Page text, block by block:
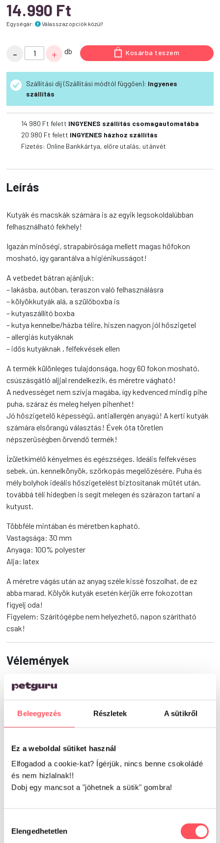
Beleegyezés Részletek A sütikről
Ez a weboldal sütiket használ
Elfogadod a cookie-kat? Ígérjük, nincs benne csokoládé
és nem hizlalnak!!
Dobj egy mancsot a "jöhetnek a sütik" gombra!
kiválasztása
Elengedhetetlen
14.990 Ft
Egységár: Válassz az opciók közül!
-
Vetbed
Csúszásmentes,
Ízületkímélő
Kutyafekhely
Lila,
féle
tappancs
mintával
+ db Kosárba teszem
Szállítási díj (Szállítási módtól függően): Ingyenes
szállítás
14 980 Ft felett INGYENES szállítás csomagautomatába
20 980 Ft felett INGYENES házhoz szállítás
Fizetés: Online Bankkártya, előre utalás, utánvét
Leírás
Kutyák és macskák számára is az egyik legsokoldalúbban
felhasználható fekhely!
Igazán minőségi, strapabírósága mellett magas hőfokon
mosható, így garantálva a higiénikusságot!
A vetbedet bátran ajánljuk:
– lakásba, autóban, teraszon való felhasználásra
– kölyökkutyák alá, a szülőboxba is
– kutyaszállító boxba
– kutya kennelbe/házba télire, hiszen nagyon jól hőszigetel
– allergiás kutyáknak
– idős kutyáknak , felfekvések ellen
A termék különleges tulajdonsága, hogy 60 fokon mosható,
csúszásgátló aljjal rendelkezik, és méretre vágható!
A nedvességet nem szívja magába, így kedvenced mindig pihe
puha, száraz és meleg helyen pihenhet!
Jó hőszigetelő képességű, antiallergén anyagú! A kerti kutyák
számára elsőrangú választás! Évek óta töretlen
népszerűségben örvendő termék!
Ízületkímélő kényelmes és egészséges. Ideális felfekvéses
sebek, ún. kennelkönyök, szőrkopás megelőzésére. Puha és
mély bolyhok ideális hőszigetelést biztosítanak műtét után,
továbbá téli hidegben is segít melegen és szárazon tartani a
kutyust.
Többféle mintában és méretben kapható.
Vastagsága: 30 mm
Anyaga: 100% polyester
Alja: latex
A méretre vágás után az anyag széle kissé foszolhat, de ez
abba marad. Kölyök kutyák esetén kérjük erre fokozottan
figyelj oda!
Figyelem: Szárítógépbe nem helyezhető, napon szárítható
csak!
Vélemények
5.00
1 vélemény alapján